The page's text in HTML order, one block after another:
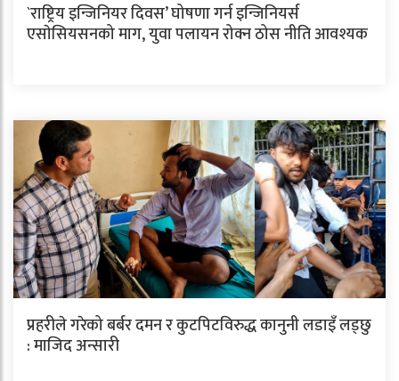
`राष्ट्रिय इन्जिनियर दिवस’ घोषणा गर्न इन्जिनियर्स
एसाेसियसनको माग, युवा पलायन रोक्न ठोस नीति आवश्यक
प्रहरीले गरेको बर्बर दमन र कुटपिटविरुद्ध कानुनी लडाइँ लड्छु
: माजिद अन्सारी